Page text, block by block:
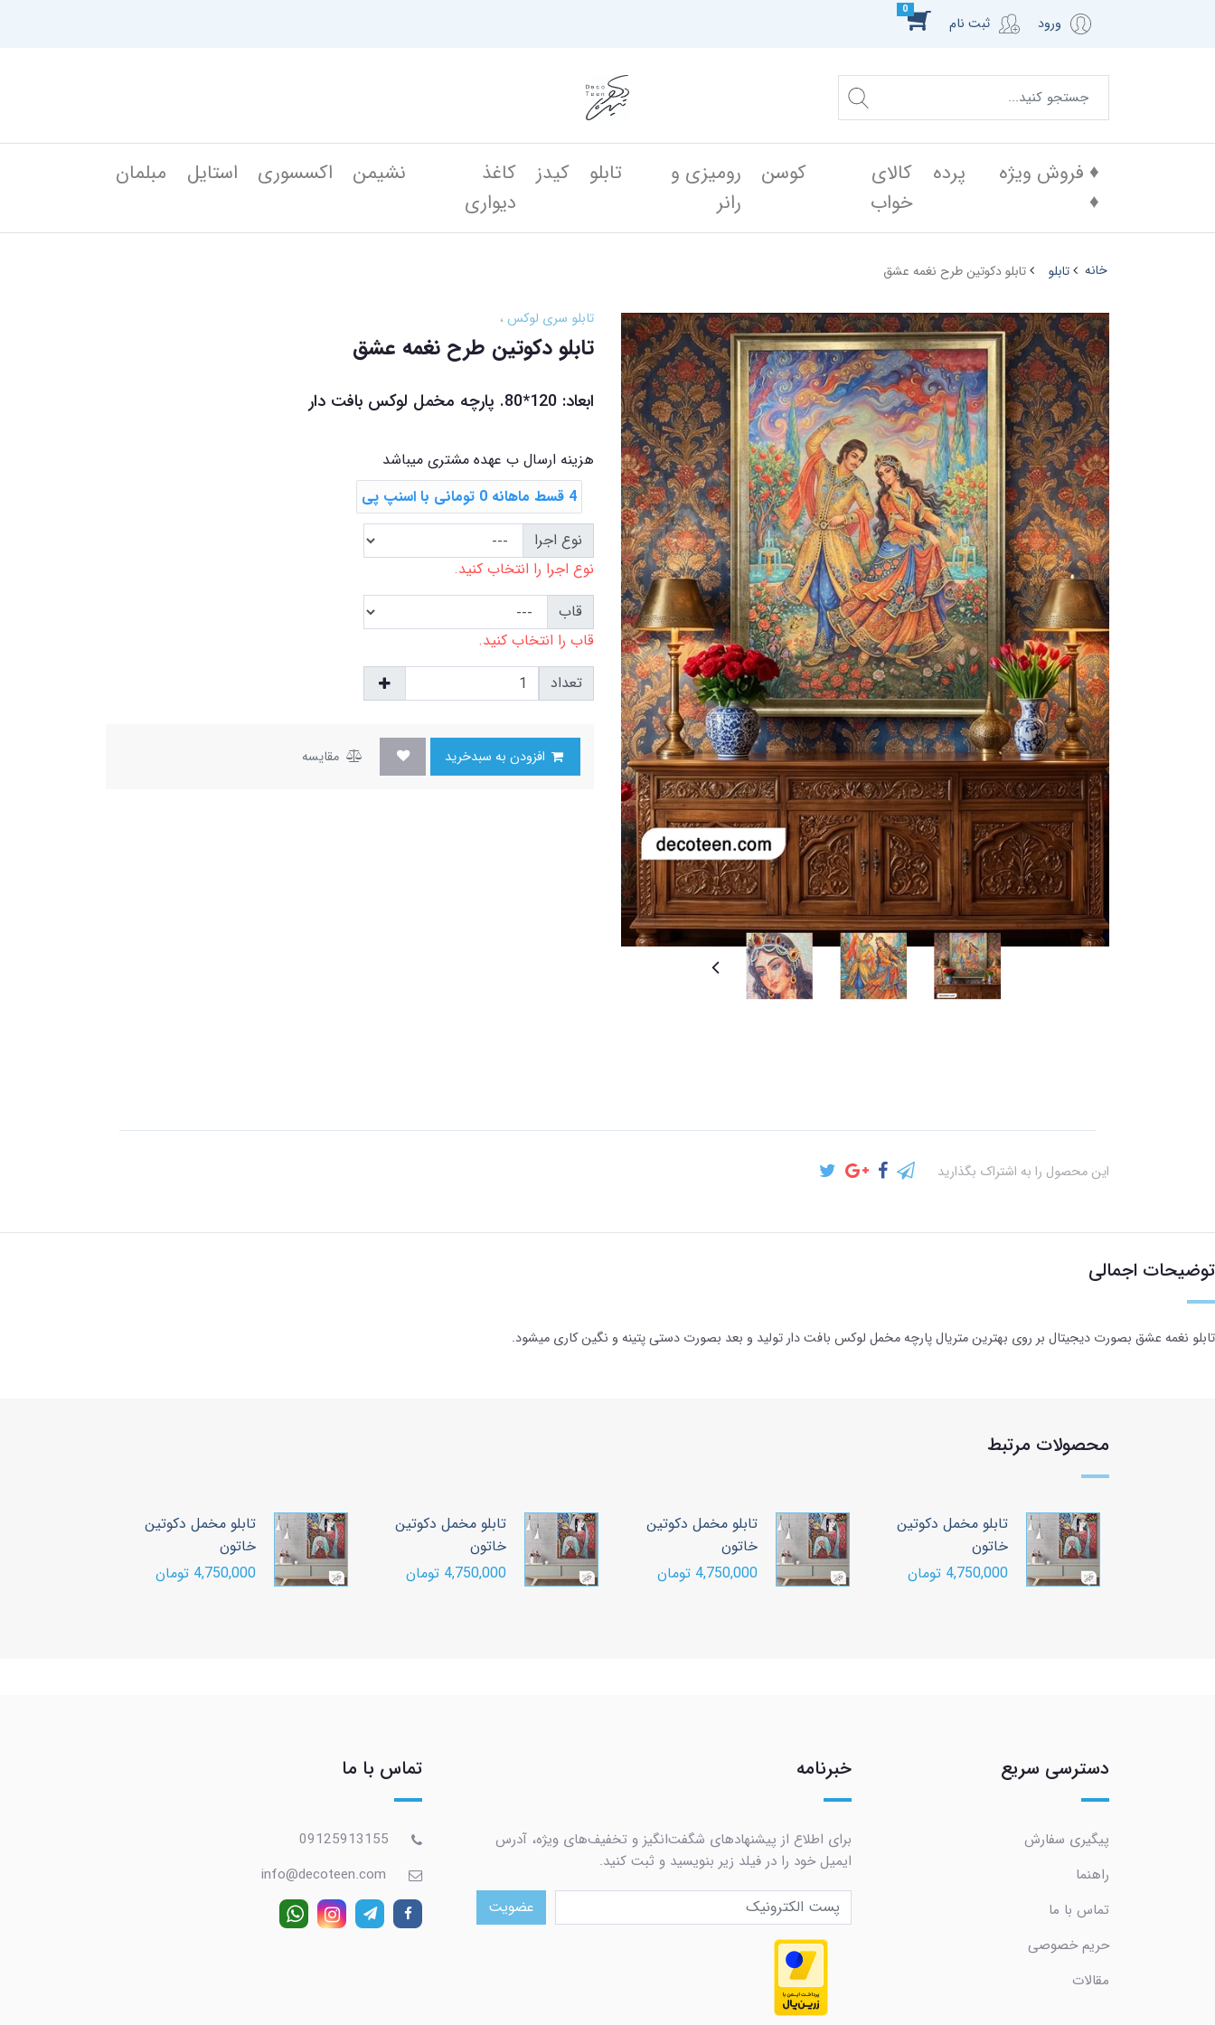
ورود ثبت نام
0
♦️ فروش ویژه
♦️
پرده
کالای
خواب
کوسن
رومیزی و
رانر
تابلو کیدز
کاغذ
دیواری
نشیمن اکسسوری استایل مبلمان
خانه تابلو تابلو دکوتین طرح نغمه عشق
تابلو سری لوکس
تابلو دکوتین طرح نغمه عشق
ابعاد: 120*80. پارچه مخمل لوکس بافت دار
هزینه ارسال ب عهده مشتری میباشد
4 قسط ماهانه 0 تومانی با اسنپ ‌پی
نوع اجرا
نوع اجرا را انتخاب کنید.
قاب
قاب را انتخاب کنید.
تعداد
مقایسه
این محصول را به اشتراک بگذارید
توضیحات اجمالی
تابلو نغمه عشق بصورت دیجیتال بر روی بهترین متریال پارچه مخمل لوکس بافت دار تولید و بعد بصورت دستی پتینه و نگین کاری میشود.
محصولات مرتبط
تابلو مخمل دکوتین
خاتون
4,750,000 تومان
تابلو مخمل دکوتین
خاتون
4,750,000 تومان
تابلو مخمل دکوتین
خاتون
4,750,000 تومان
تابلو مخمل دکوتین
خاتون
4,750,000 تومان
دسترسی سریع
پیگیری سفارش
راهنما
تماس با ما
حریم خصوصی
مقالات
خبرنامه
برای اطلاع از پیشنهادهای شگفت‌انگیز و تخفیف‌های ویژه، آدرس
ایمیل خود را در فیلد زیر بنویسید و ثبت کنید.
عضویت
تماس با ما